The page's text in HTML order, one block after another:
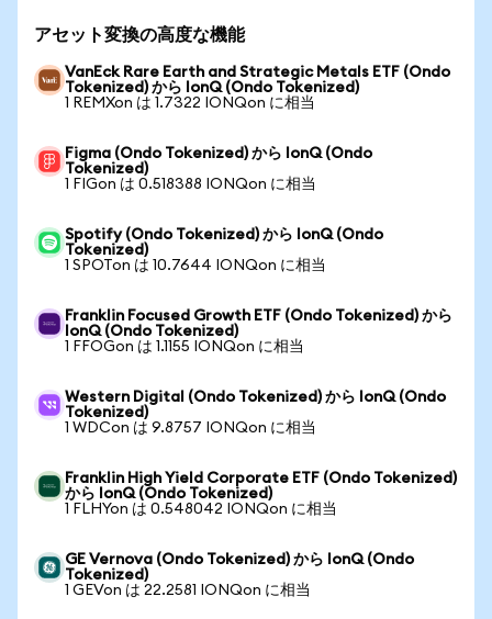
アセット変換の高度な機能
VanEck Rare Earth and Strategic Metals ETF (Ondo
Tokenized) から IonQ (Ondo Tokenized)
1 REMXon は 1.7322 IONQon に相当
Figma (Ondo Tokenized) から IonQ (Ondo
Tokenized)
1 FIGon は 0.518388 IONQon に相当
Spotify (Ondo Tokenized) から IonQ (Ondo
Tokenized)
1 SPOTon は 10.7644 IONQon に相当
Franklin Focused Growth ETF (Ondo Tokenized) から
IonQ (Ondo Tokenized)
1 FFOGon は 1.1155 IONQon に相当
Western Digital (Ondo Tokenized) から IonQ (Ondo
Tokenized)
1 WDCon は 9.8757 IONQon に相当
Franklin High Yield Corporate ETF (Ondo Tokenized)
から IonQ (Ondo Tokenized)
1 FLHYon は 0.548042 IONQon に相当
GE Vernova (Ondo Tokenized) から IonQ (Ondo
Tokenized)
1 GEVon は 22.2581 IONQon に相当